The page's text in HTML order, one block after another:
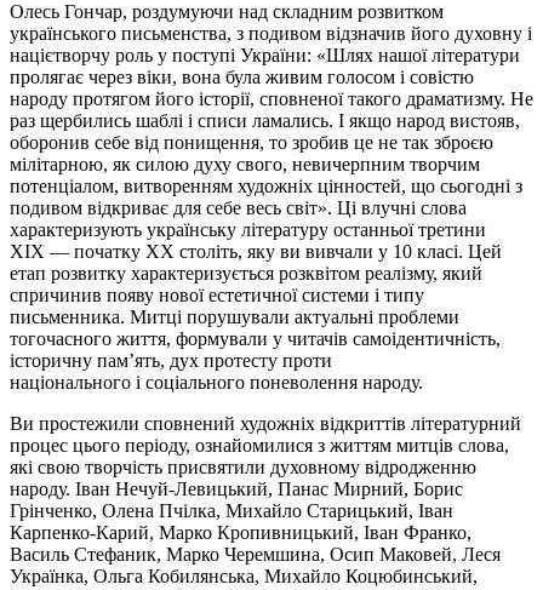
Олесь Гончар, роздумуючи над складним розвитком
українського письменства, з подивом відзначив його духовну і
націєтворчу роль у поступі України: «Шлях нашої літератури
пролягає через віки, вона була живим голосом і совістю
народу протягом його історії, сповненої такого драматизму. Не
раз щербились шаблі і списи ламались. І якщо народ вистояв,
оборонив себе від понищення, то зробив це не так зброєю
мілітарною, як силою духу свого, невичерпним творчим
потенціалом, витворенням художніх цінностей, що сьогодні з
подивом відкриває для себе весь світ». Ці влучні слова
характеризують українську літературу останньої третини
XIX — початку XX століть, яку ви вивчали у 10 класі. Цей
етап розвитку характеризується розквітом реалізму, який
спричинив появу нової естетичної системи і типу
письменника. Митці порушували актуальні проблеми
тогочасного життя, формували у читачів самоідентичність,
історичну пам’ять, дух протесту проти
національного і соціального поневолення народу.
Ви простежили сповнений художніх відкриттів літературний
процес цього періоду, ознайомилися з життям митців слова,
які свою творчість присвятили духовному відродженню
народу. Іван Нечуй-Левицький, Панас Мирний, Борис
Грінченко, Олена Пчілка, Михайло Старицький, Іван
Карпенко-Карий, Марко Кропивницький, Іван Франко,
Василь Стефаник, Марко Черемшина, Осип Маковей, Леся
Українка, Ольга Кобилянська, Михайло Коцюбинський,